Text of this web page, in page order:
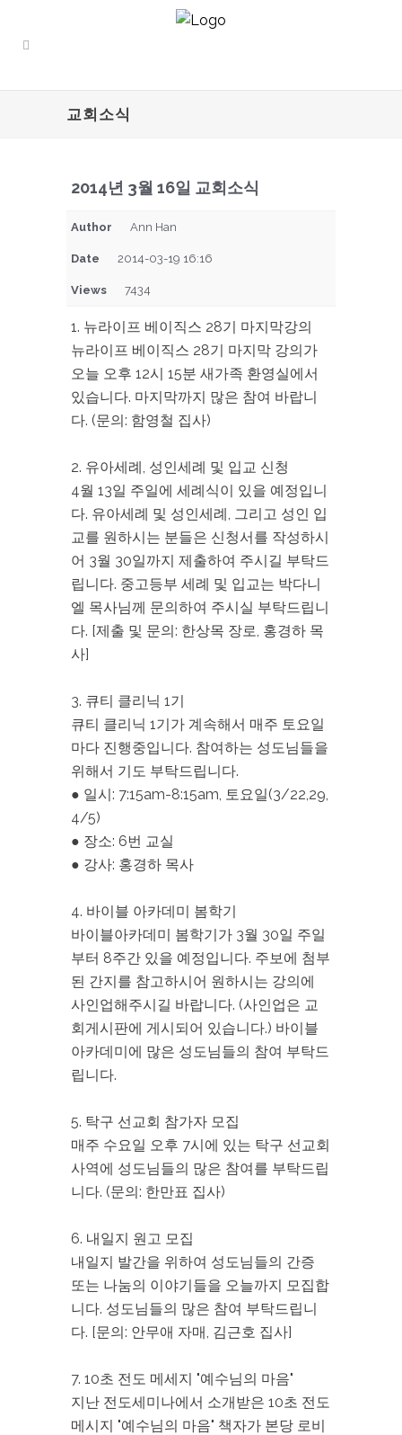
교회소식
2014년 3월 16일 교회소식
Author Ann Han
Date 2014-03-19 16:16
Views 7434
1. 뉴라이프 베이직스 28기 마지막강의
뉴라이프 베이직스 28기 마지막 강의가
오늘 오후 12시 15분 새가족 환영실에서
있습니다. 마지막까지 많은 참여 바랍니
다. (문의: 함영철 집사)
2. 유아세례, 성인세례 및 입교 신청
4월 13일 주일에 세례식이 있을 예정입니
다. 유아세례 및 성인세례, 그리고 성인 입
교를 원하시는 분들은 신청서를 작성하시
어 3월 30일까지 제출하여 주시길 부탁드
립니다. 중고등부 세례 및 입교는 박다니
엘 목사님께 문의하여 주시실 부탁드립니
다. [제출 및 문의: 한상목 장로, 홍경하 목
사]
3. 큐티 클리닉 1기
큐티 클리닉 1기가 계속해서 매주 토요일
마다 진행중입니다. 참여하는 성도님들을
위해서 기도 부탁드립니다.
● 일시: 7:15am-8:15am, 토요일(3/22,29,
4/5)
● 장소: 6번 교실
● 강사: 홍경하 목사
4. 바이블 아카데미 봄학기
바이블아카데미 봄학기가 3월 30일 주일
부터 8주간 있을 예정입니다. 주보에 첨부
된 간지를 참고하시어 원하시는 강의에
사인업해주시길 바랍니다. (사인업은 교
회게시판에 게시되어 있습니다.) 바이블
아카데미에 많은 성도님들의 참여 부탁드
립니다.
5. 탁구 선교회 참가자 모집
매주 수요일 오후 7시에 있는 탁구 선교회
사역에 성도님들의 많은 참여를 부탁드립
니다. (문의: 한만표 집사)
6. 내일지 원고 모집
내일지 발간을 위하여 성도님들의 간증
또는 나눔의 이야기들을 오늘까지 모집합
니다. 성도님들의 많은 참여 부탁드립니
다. [문의: 안무애 자매, 김근호 집사]
7. 10초 전도 메세지 "예수님의 마음"
지난 전도세미나에서 소개받은 10초 전도
메시지 "예수님의 마음" 책자가 본당 로비